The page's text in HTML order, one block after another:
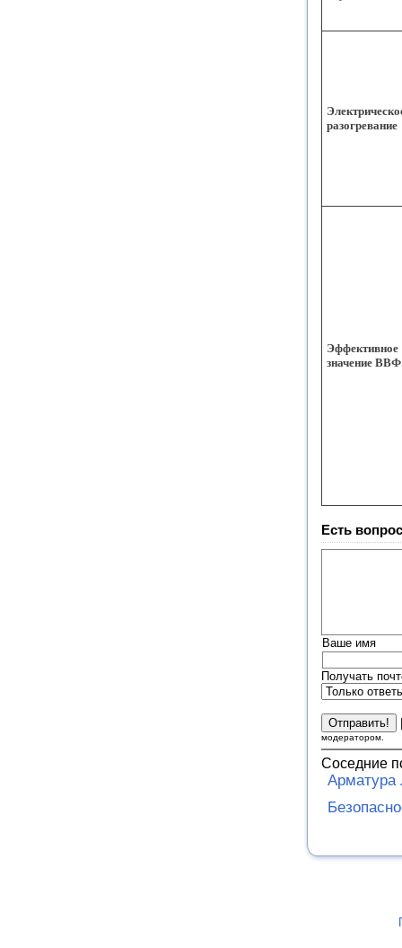
разогревание
Эффективное
значение ВВФ
Есть
Ваше имя
Получать
модератором.
Соседние
Арматура